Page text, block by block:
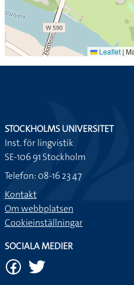
Leaflet |
STOCKHOLMS UNIVERSITET
Inst. för lingvistik
SE-106 91 Stockholm
Telefon: 08-16 23 47
Kontakt
Om webbplatsen
Cookieinställningar
SOCIALA MEDIER